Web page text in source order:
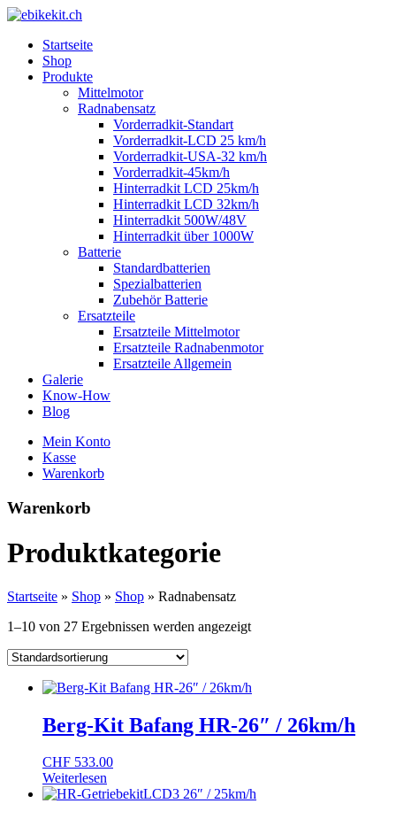
Startseite
Shop
Produkte
Mittelmotor
Radnabensatz
Vorderradkit-Standart
Vorderradkit-LCD 25 km/h
Vorderradkit-USA-32 km/h
Vorderradkit-45km/h
Hinterradkit LCD 25km/h
Hinterradkit LCD 32km/h
Hinterradkit 500W/48V
Hinterradkit über 1000W
Batterie
Standardbatterien
Spezialbatterien
Zubehör Batterie
Ersatzteile
Ersatzteile Mittelmotor
Ersatzteile Radnabenmotor
Ersatzteile Allgemein
Galerie
Know-How
Blog
Mein Konto
Kasse
Warenkorb
Warenkorb
Produktkategorie
Startseite » Shop » Shop » Radnabensatz
1–10 von 27 Ergebnissen werden angezeigt
Berg-Kit Bafang HR-26″ / 26km/h
CHF 533.00
Weiterlesen